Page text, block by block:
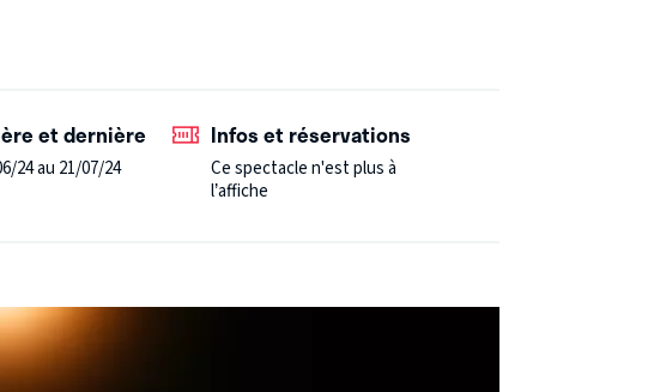
et dernière
24 au 21/07/24
Infos et réservations
Ce spectacle n'est plus à
l’affiche